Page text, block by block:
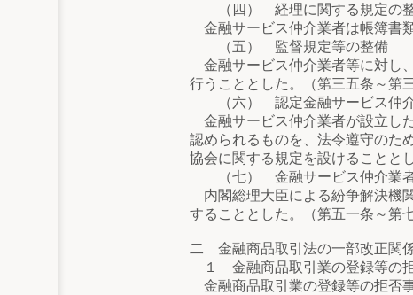
（四） 経理に関する規定の
金融サービス仲介業者は帳簿書
（五） 監督規定等の整備
金融サービス仲介業者等に対し
行うこととした。（第三五条～第
（六） 認定金融サービス仲介
金融サービス仲介業者が設立し
認められるものを、法令遵守のた
協会に関する規定を設けることと
（七） 金融サービス仲介業者
内閣総理大臣による紛争解決機
することとした。（第五一条～第
二 金融商品取引法の一部改正関
１ 金融商品取引業の登録等の
金融商品取引業の登録等の拒否